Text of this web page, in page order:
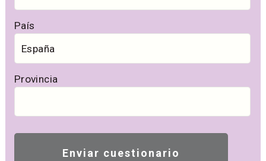
País
Provincia